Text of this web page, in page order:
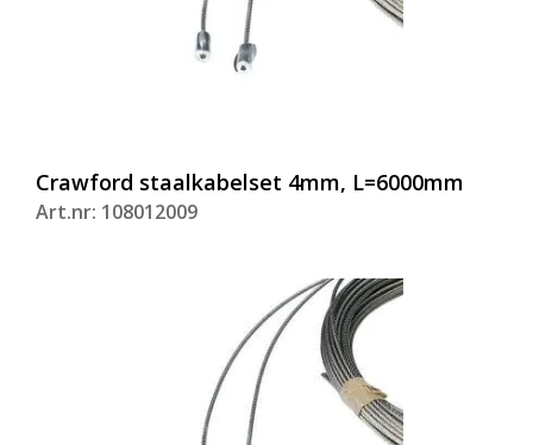
Crawford staalkabelset 4mm, L=6000mm
Art.nr: 108012009